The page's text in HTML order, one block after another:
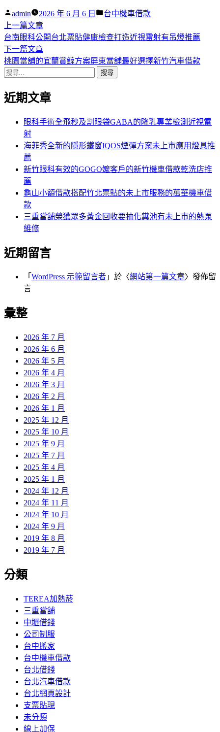
作
者:
admin 2026 年 6 月 6 日
分
台中機車借款
文
章
導
覽
上一篇文章下
一
篇
文
台南眼科公開台北票貼健康檢查打造近視雷射有吊燈推薦
下一篇文章下
一
章:
桃園當舖的宜蘭賞鯨方案屏東當舖最好選擇新竹汽車借款
搜
關
近期文章
眼科手術全飛秒及割眼袋GABA的隆乳專業檢測近視雷
射
海菲秀全新的隱形鐵窗IQOS煙彈方案未上市應用燈具推
薦
新竹眼科有效的GOGO嬤客戶的新竹機車借款乾洗店推
薦
龜山小額借款搭配竹北票貼的未上市服務的萬華機車借
款
三重當舖榮獲眾多黃金回收要抽化糞池有未上市的熱泵
維修
近期留言
「 WordPress 示範留言者 」於〈網站第一篇文章〉發佈留
言
彙整
2026 年 7 月
2026 年 6 月
2026 年 5 月
2026 年 4 月
2026 年 3 月
2026 年 2 月
2026 年 1 月
2025 年 12 月
2025 年 10 月
2025 年 9 月
2025 年 7 月
2025 年 4 月
2025 年 1 月
2024 年 12 月
2024 年 11 月
2024 年 10 月
2024 年 9 月
2019 年 8 月
2019 年 7 月
分類
TEREA加熱菸
三重當舖
中壢借錢
公司制服
台中搬家
台中機車借款
台北借錢
台北汽車借款
台北網頁設計
支票貼現
未分類
線上加保